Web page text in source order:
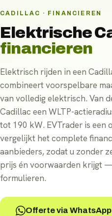
CADILLAC · FINANCIEREN
Elektrische
financieren
Elektrisch rijden in een
combineert voorspelbare
van volledig elektrisch. Van
Cadillac een WLTP-
tot 190 kW. EVTrader is
vergelijkt het complete
aanbieders, zodat u zonder
prijs én voorwaarden krijgt
formulieren.
Offerte via WhatsApp